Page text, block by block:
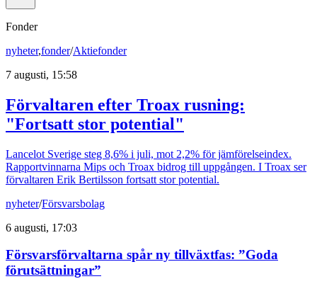
Fonder
nyheter,fonder/Aktiefonder
7 augusti, 15:58
Förvaltaren efter Troax rusning:
"Fortsatt stor potential"
Lancelot Sverige steg 8,6% i juli, mot 2,2% för jämförelseindex.
Rapportvinnarna Mips och Troax bidrog till uppgången. I Troax ser
förvaltaren Erik Bertilsson fortsatt stor potential.
nyheter/Försvarsbolag
6 augusti, 17:03
Försvarsförvaltarna spår ny tillväxtfas: ”Goda
förutsättningar”